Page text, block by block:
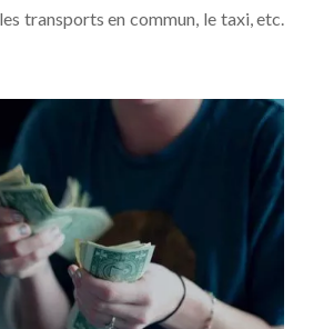
transports en commun, le taxi, etc.